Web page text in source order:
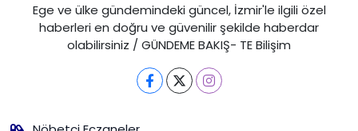
Ege ve ülke gündemindeki güncel, İzmir'le ilgili özel
haberleri en doğru ve güvenilir şekilde haberdar
olabilirsiniz / GÜNDEME BAKIŞ- TE Bilişim